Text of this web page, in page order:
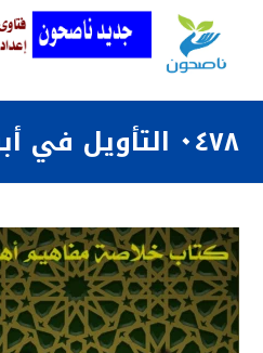
٠٤٧٨ التأويل في أبواب العقيدة